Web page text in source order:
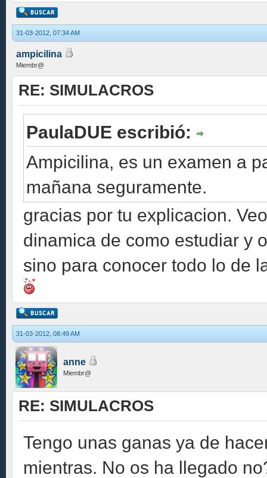
31-03-2012, 07:34 AM
ampicilina
Miembr@
RE: SIMULACROS
PaulaDUE escribió:
Ampicilina, es un examen a
mañana seguramente.
gracias por tu explicacion.
dinamica de como estudiar y
sino para conocer todo lo de
31-03-2012, 08:49 AM
anne
Miembr@
RE: SIMULACROS
Tengo unas ganas ya de
mientras. No os ha llegado